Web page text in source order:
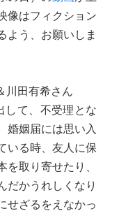
像はフィクション
よう、お願いしま
川田有希さん
して、不受理とな
婚姻届には思い入
いる時、友人に保
取り寄せたり、
だかうれしくなり
せざるをえなかっ